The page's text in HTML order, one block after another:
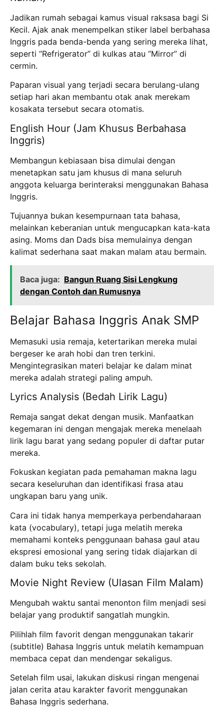
Jadikan rumah sebagai kamus visual raksasa bagi Si
Kecil. Ajak anak menempelkan stiker label berbahasa
Inggris pada benda-benda yang sering mereka lihat,
seperti “Refrigerator” di kulkas atau “Mirror” di
cermin.
Paparan visual yang terjadi secara berulang-ulang
setiap hari akan membantu otak anak merekam
kosakata tersebut secara otomatis.
English Hour (Jam Khusus Berbahasa
Inggris)
Membangun kebiasaan bisa dimulai dengan
menetapkan satu jam khusus di mana seluruh
anggota keluarga berinteraksi menggunakan Bahasa
Inggris.
Tujuannya bukan kesempurnaan tata bahasa,
melainkan keberanian untuk mengucapkan kata-kata
asing. Moms dan Dads bisa memulainya dengan
kalimat sederhana saat makan malam atau bermain.
Baca juga: Bangun Ruang Sisi Lengkung
dengan Contoh dan Rumusnya
Belajar Bahasa Inggris Anak SMP
Memasuki usia remaja, ketertarikan mereka mulai
bergeser ke arah hobi dan tren terkini.
Mengintegrasikan materi belajar ke dalam minat
mereka adalah strategi paling ampuh.
Lyrics Analysis (Bedah Lirik Lagu)
Remaja sangat dekat dengan musik. Manfaatkan
kegemaran ini dengan mengajak mereka menelaah
lirik lagu barat yang sedang populer di daftar putar
mereka.
Fokuskan kegiatan pada pemahaman makna lagu
secara keseluruhan dan identifikasi frasa atau
ungkapan baru yang unik.
Cara ini tidak hanya memperkaya perbendaharaan
kata (vocabulary), tetapi juga melatih mereka
memahami konteks penggunaan bahasa gaul atau
ekspresi emosional yang sering tidak diajarkan di
dalam buku teks sekolah.
Movie Night Review (Ulasan Film Malam)
Mengubah waktu santai menonton film menjadi sesi
belajar yang produktif sangatlah mungkin.
Pilihlah film favorit dengan menggunakan takarir
(subtitle) Bahasa Inggris untuk melatih kemampuan
membaca cepat dan mendengar sekaligus.
Setelah film usai, lakukan diskusi ringan mengenai
jalan cerita atau karakter favorit menggunakan
Bahasa Inggris sederhana.